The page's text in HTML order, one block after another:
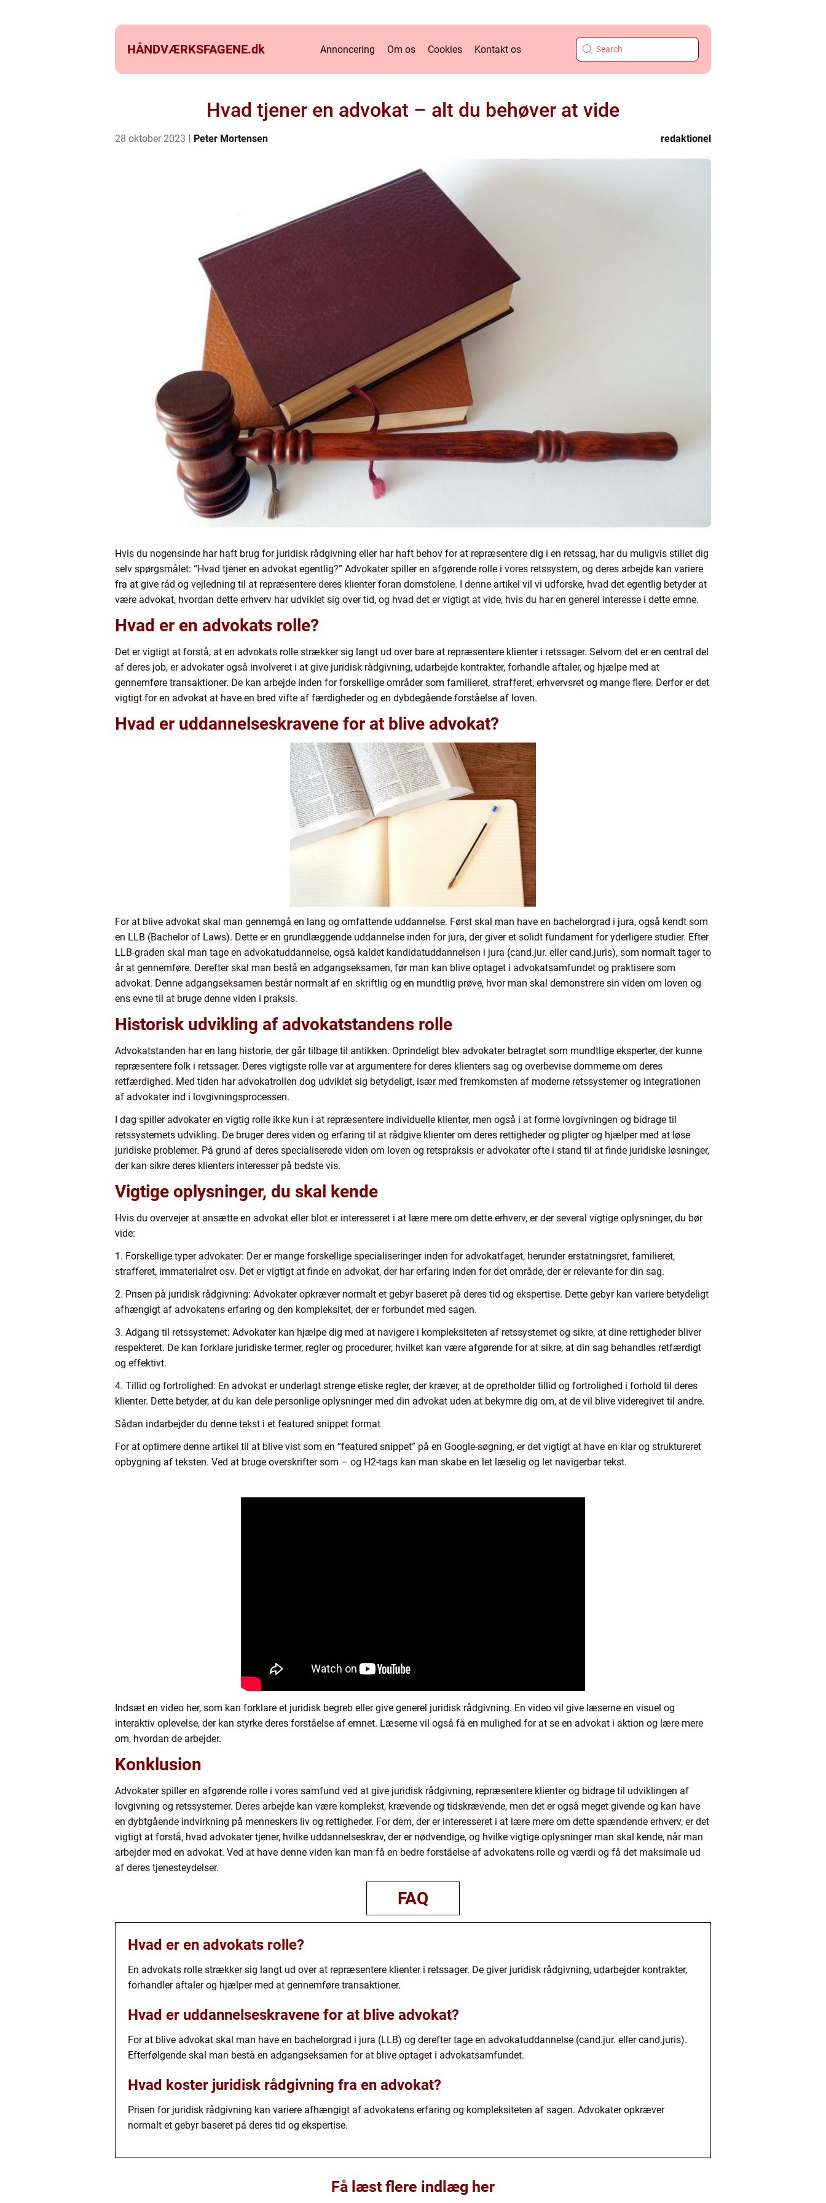
HÅNDVÆRKSFAGENE.dk Annoncering Om os Cookies Kontakt os
Hvad tjener en advokat – alt du behøver at vide
28 oktober 2023 Peter Mortensen redaktionel
Hvis du nogensinde har haft brug for juridisk rådgivning eller har haft behov for at repræsentere dig i en retssag, har du muligvis stillet dig
selv spørgsmålet: “Hvad tjener en advokat egentlig?” Advokater spiller en afgørende rolle i vores retssystem, og deres arbejde kan variere
fra at give råd og vejledning til at repræsentere deres klienter foran domstolene. I denne artikel vil vi udforske, hvad det egentlig betyder at
være advokat, hvordan dette erhverv har udviklet sig over tid, og hvad det er vigtigt at vide, hvis du har en generel interesse i dette emne.
Hvad er en advokats rolle?
Det er vigtigt at forstå, at en advokats rolle strækker sig langt ud over bare at repræsentere klienter i retssager. Selvom det er en central del
af deres job, er advokater også involveret i at give juridisk rådgivning, udarbejde kontrakter, forhandle aftaler, og hjælpe med at
gennemføre transaktioner. De kan arbejde inden for forskellige områder som familieret, strafferet, erhvervsret og mange flere. Derfor er det
vigtigt for en advokat at have en bred vifte af færdigheder og en dybdegående forståelse af loven.
Hvad er uddannelseskravene for at blive advokat?
For at blive advokat skal man gennemgå en lang og omfattende uddannelse. Først skal man have en bachelorgrad i jura, også kendt som
en LLB (Bachelor of Laws). Dette er en grundlæggende uddannelse inden for jura, der giver et solidt fundament for yderligere studier. Efter
LLB-graden skal man tage en advokatuddannelse, også kaldet kandidatuddannelsen i jura (cand.jur. eller cand.juris), som normalt tager to
år at gennemføre. Derefter skal man bestå en adgangseksamen, før man kan blive optaget i advokatsamfundet og praktisere som
advokat. Denne adgangseksamen består normalt af en skriftlig og en mundtlig prøve, hvor man skal demonstrere sin viden om loven og
ens evne til at bruge denne viden i praksis.
Historisk udvikling af advokatstandens rolle
Advokatstanden har en lang historie, der går tilbage til antikken. Oprindeligt blev advokater betragtet som mundtlige eksperter, der kunne
repræsentere folk i retssager. Deres vigtigste rolle var at argumentere for deres klienters sag og overbevise dommerne om deres
retfærdighed. Med tiden har advokatrollen dog udviklet sig betydeligt, især med fremkomsten af moderne retssystemer og integrationen
af advokater ind i lovgivningsprocessen.
I dag spiller advokater en vigtig rolle ikke kun i at repræsentere individuelle klienter, men også i at forme lovgivningen og bidrage til
retssystemets udvikling. De bruger deres viden og erfaring til at rådgive klienter om deres rettigheder og pligter og hjælper med at løse
juridiske problemer. På grund af deres specialiserede viden om loven og retspraksis er advokater ofte i stand til at finde juridiske løsninger,
der kan sikre deres klienters interesser på bedste vis.
Vigtige oplysninger, du skal kende
Hvis du overvejer at ansætte en advokat eller blot er interesseret i at lære mere om dette erhverv, er der several vigtige oplysninger, du bør
vide:
1. Forskellige typer advokater: Der er mange forskellige specialiseringer inden for advokatfaget, herunder erstatningsret, familieret,
strafferet, immaterialret osv. Det er vigtigt at finde en advokat, der har erfaring inden for det område, der er relevante for din sag.
2. Prisen på juridisk rådgivning: Advokater opkræver normalt et gebyr baseret på deres tid og ekspertise. Dette gebyr kan variere betydeligt
afhængigt af advokatens erfaring og den kompleksitet, der er forbundet med sagen.
3. Adgang til retssystemet: Advokater kan hjælpe dig med at navigere i kompleksiteten af retssystemet og sikre, at dine rettigheder bliver
respekteret. De kan forklare juridiske termer, regler og procedurer, hvilket kan være afgørende for at sikre, at din sag behandles retfærdigt
og effektivt.
4. Tillid og fortrolighed: En advokat er underlagt strenge etiske regler, der kræver, at de opretholder tillid og fortrolighed i forhold til deres
klienter. Dette betyder, at du kan dele personlige oplysninger med din advokat uden at bekymre dig om, at de vil blive videregivet til andre.
Sådan indarbejder du denne tekst i et featured snippet format
For at optimere denne artikel til at blive vist som en “featured snippet” på en Google-søgning, er det vigtigt at have en klar og struktureret
opbygning af teksten. Ved at bruge overskrifter som – og H2-tags kan man skabe en let læselig og let navigerbar tekst.
Indsæt en video her, som kan forklare et juridisk begreb eller give generel juridisk rådgivning. En video vil give læserne en visuel og
interaktiv oplevelse, der kan styrke deres forståelse af emnet. Læserne vil også få en mulighed for at se en advokat i aktion og lære mere
om, hvordan de arbejder.
Konklusion
Advokater spiller en afgørende rolle i vores samfund ved at give juridisk rådgivning, repræsentere klienter og bidrage til udviklingen af
lovgivning og retssystemer. Deres arbejde kan være komplekst, krævende og tidskrævende, men det er også meget givende og kan have
en dybtgående indvirkning på menneskers liv og rettigheder. For dem, der er interesseret i at lære mere om dette spændende erhverv, er det
vigtigt at forstå, hvad advokater tjener, hvilke uddannelseskrav, der er nødvendige, og hvilke vigtige oplysninger man skal kende, når man
arbejder med en advokat. Ved at have denne viden kan man få en bedre forståelse af advokatens rolle og værdi og få det maksimale ud
af deres tjenesteydelser.
FAQ
Hvad er en advokats rolle?
En advokats rolle strækker sig langt ud over at repræsentere klienter i retssager. De giver juridisk rådgivning, udarbejder kontrakter,
forhandler aftaler og hjælper med at gennemføre transaktioner.
Hvad er uddannelseskravene for at blive advokat?
For at blive advokat skal man have en bachelorgrad i jura (LLB) og derefter tage en advokatuddannelse (cand.jur. eller cand.juris).
Efterfølgende skal man bestå en adgangseksamen for at blive optaget i advokatsamfundet.
Hvad koster juridisk rådgivning fra en advokat?
Prisen for juridisk rådgivning kan variere afhængigt af advokatens erfaring og kompleksiteten af sagen. Advokater opkræver
normalt et gebyr baseret på deres tid og ekspertise.
Få læst flere indlæg her